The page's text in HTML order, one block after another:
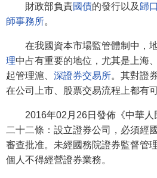
財政部負責國債的發行以及 歸
師事務所。
在我國資本市場監管體制中，地
理中占有重要的地位，尤其是上海
起管理滬、 深證券交易所。其對證
在公司上市、股票交易流程上都有
2016年02月26日發佈《中華人
二十二條：設立證券公司，必須經
審查批准。未經國務院證券監督管
個人不得經營證券業務。